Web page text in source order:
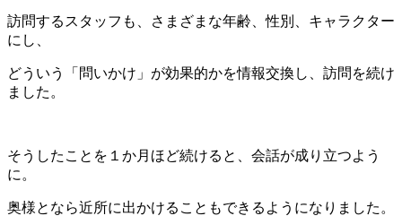
訪問するスタッフも、さまざまな年齢、性別、キャラクター
にし、
どういう「問いかけ」が効果的かを情報交換し、訪問を続け
ました。
そうしたことを１か月ほど続けると、会話が成り立つよう
に。
奥様となら近所に出かけることもできるようになりました。